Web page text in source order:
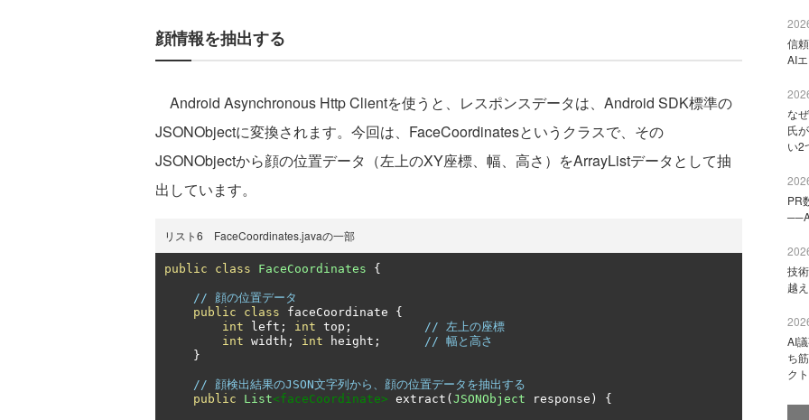
顔情報を抽出する
Android Asynchronous Http Clientを使うと、レスポンスデータは、Android SDK標準の
JSONObjectに変換されます。今回は、FaceCoordinatesというクラスで、その
JSONObjectから顔の位置データ（左上のXY座標、幅、高さ）をArrayListデータとして抽
出しています。
リスト6 FaceCoordinates.javaの一部
public class FaceCoordinates {
// 顔の位置データ
public
class faceCoordinate {
int left ; int top ;
// 左上の座標
int width ; int height ;
// 幅と高さ
}
// 顔検出結果のJSON文字列から、顔の位置データを抽出する
public
List<faceCoordinate> extract ( JSONObject response ) {
信
AI
な
氏
い2
PR
技
越
AI
ち
ク